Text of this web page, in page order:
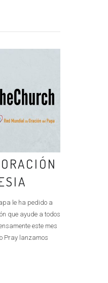
le ha pedido a
que ayude a todos
este mes
Pray lanzamos